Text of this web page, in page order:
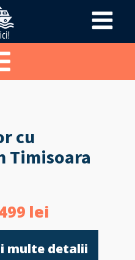
cu
Timisoara
lei
multe detalii